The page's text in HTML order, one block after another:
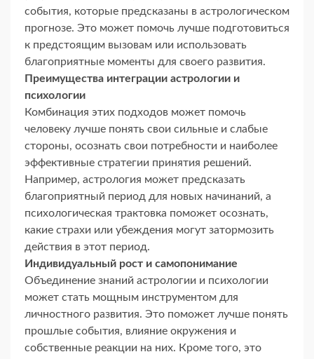
события, которые предсказаны в астрологическом
прогнозе. Это может помочь лучше подготовиться
к предстоящим вызовам или использовать
благоприятные моменты для своего развития.
Преимущества интеграции астрологии и
психологии
Комбинация этих подходов может помочь
человеку лучше понять свои сильные и слабые
стороны, осознать свои потребности и наиболее
эффективные стратегии принятия решений.
Например, астрология может предсказать
благоприятный период для новых начинаний, а
психологическая трактовка поможет осознать,
какие страхи или убеждения могут затормозить
действия в этот период.
Индивидуальный рост и самопонимание
Объединение знаний астрологии и психологии
может стать мощным инструментом для
личностного развития. Это поможет лучше понять
прошлые события, влияние окружения и
собственные реакции на них. Кроме того, это